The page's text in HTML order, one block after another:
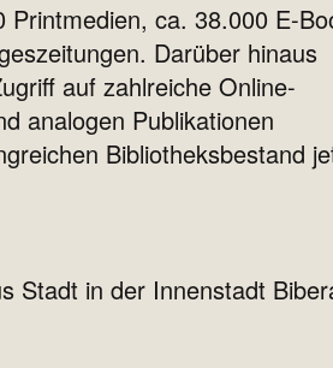
ca. 38.000 E-
Darüber hinaus
auf zahlreiche Online-
analogen Publikationen
Bibliotheksbestand
Stadt in der Innenstadt